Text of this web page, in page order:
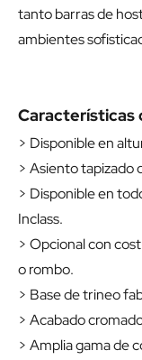
tanto barras de
ambientes
Características
> Disponible en
> Asiento tapizado
> Disponible en
Inclass.
> Opcional con
o rombo.
> Base de trineo
> Acabado
> Amplia gama de